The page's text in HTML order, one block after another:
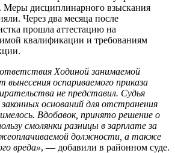
Меры дисциплинарного взыскания
Через два месяца после
прошла аттестацию на
квалификации и требованиям
Ходиной занимаемой
оспариваемого приказа
не представил. Судья
оснований для отстранения
Вдобавок, принято решение о
смолянки разницы в зарплате за
должности, а также
вреда», — добавили в районном суде.